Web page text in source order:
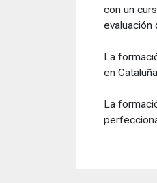
con un
evaluación
La
en
La